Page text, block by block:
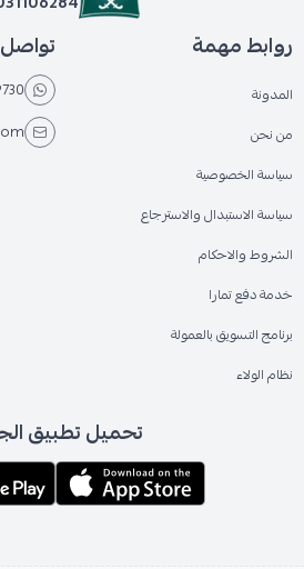
روابط مهمة
المدونة
من نحن
سياسة الخصوصية
سياسة الاستبدال والاسترجاع
الشروط والاحكام
خدمة دفع تمارا
برنامج التسويق بالعمولة
نظام الولاء
تحميل تطبيق